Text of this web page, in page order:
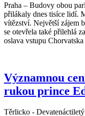
Praha – Budovy obou
přilákaly dnes tisíce lidí.
vítězství. Největší zájem
se otevřela také přilehlá
oslava vstupu
Významnou
rukou prince
Těrlicko -